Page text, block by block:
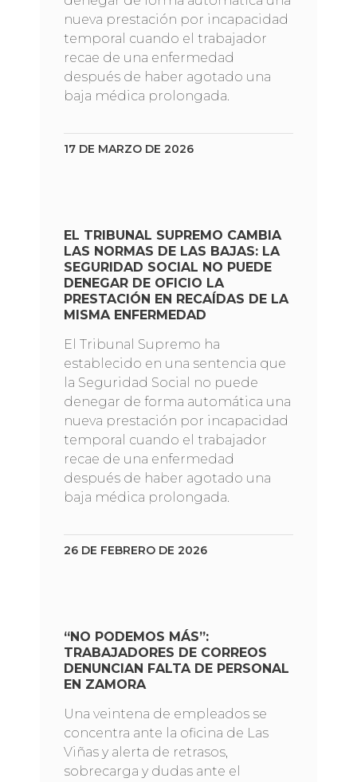
nueva prestación por incapacidad
temporal cuando el trabajador
recae de una enfermedad
después de haber agotado una
baja médica prolongada.
17 DE MARZO DE 2026
EL TRIBUNAL SUPREMO CAMBIA
LAS NORMAS DE LAS BAJAS: LA
SEGURIDAD SOCIAL NO PUEDE
DENEGAR DE OFICIO LA
PRESTACIÓN EN RECAÍDAS DE LA
MISMA ENFERMEDAD
El Tribunal Supremo ha
establecido en una sentencia que
la Seguridad Social no puede
denegar de forma automática una
nueva prestación por incapacidad
temporal cuando el trabajador
recae de una enfermedad
después de haber agotado una
baja médica prolongada.
26 DE FEBRERO DE 2026
“NO PODEMOS MÁS”:
TRABAJADORES DE CORREOS
DENUNCIAN FALTA DE PERSONAL
EN ZAMORA
Una veintena de empleados se
concentra ante la oficina de Las
Viñas y alerta de retrasos,
sobrecarga y dudas ante el